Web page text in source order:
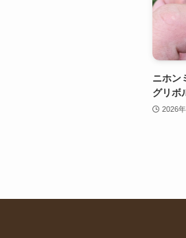
ニホン
グリボ
2026